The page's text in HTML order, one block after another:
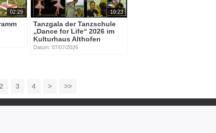
02:29 10:23
Tanzgala der Tanzschule
„Dance for Life“ 2026 im
Kulturhaus Althofen
Datum: 07/07/2026
2 3 4 > >>